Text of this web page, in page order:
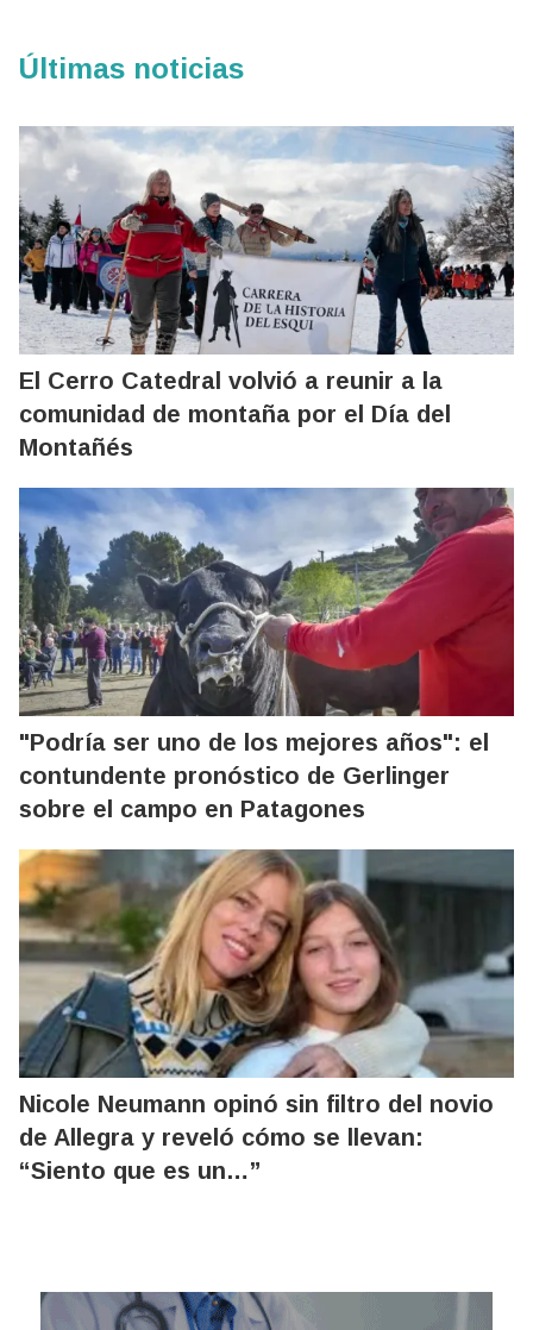
Últimas noticias
El Cerro Catedral volvió a reunir a la
comunidad de montaña por el Día del
Montañés
"Podría ser uno de los mejores años": el
contundente pronóstico de Gerlinger
sobre el campo en Patagones
Nicole Neumann opinó sin filtro del novio
de Allegra y reveló cómo se llevan:
“Siento que es un…”